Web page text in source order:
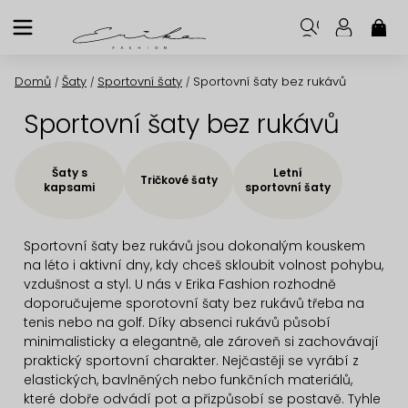
na
Domů / Šaty / Sportovní šaty / Sportovní šaty bez rukávů
Sportovní šaty bez rukávů
Sportovní šaty bez rukávů jsou dokonalým kouskem
na léto i aktivní dny, kdy chceš skloubit volnost pohybu,
vzdušnost a styl. U nás v Erika Fashion rozhodně
doporučujeme sporotovní šaty bez rukávů třeba na
tenis nebo na golf. Díky absenci rukávů působí
minimalisticky a elegantně, ale zároveň si zachovávají
praktický sportovní charakter. Nejčastěji se vyrábí z
elastických, bavlněných nebo funkčních materiálů,
které dobře odvádí pot a přizpůsobí se postavě. Tyhle
Šaty s
kapsami
Tričkové šaty
Letní
sportovní šaty